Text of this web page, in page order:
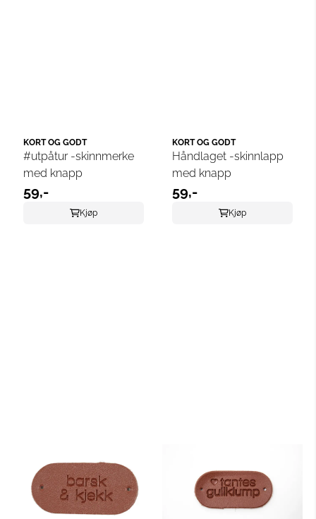
KORT OG GODT
#utpåtur -skinnmerke
med knapp
59,-
Kjøp
KORT OG GODT
Håndlaget -skinnlapp
med knapp
59,-
Kjøp